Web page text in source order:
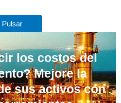
Pulsar
los costos del
Mejore la
sus activos con